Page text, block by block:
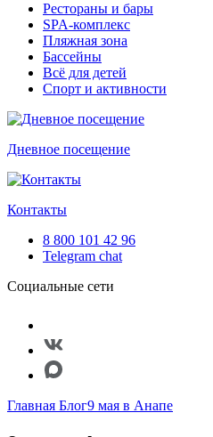
Рестораны и бары
SPA-комплекс
Пляжная зона
Бассейны
Всё для детей
Спорт и активности
Дневное посещение
Контакты
8 800 101 42 96
Telegram chat
Социальные сети
Главная Блог9 мая в Анапе